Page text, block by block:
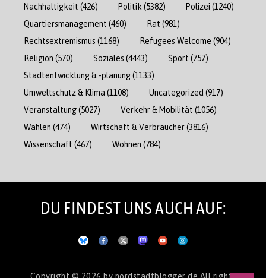
Nachhaltigkeit (426) Politik (5382) Polizei (1240)
Quartiersmanagement (460) Rat (981)
Rechtsextremismus (1168) Refugees Welcome (904)
Religion (570) Soziales (4443) Sport (757)
Stadtentwicklung & -planung(1133)
Umweltschutz & Klima (1108) Uncategorized (917)
Veranstaltung(5027) Verkehr & Mobilität (1056)
Wahlen (474) Wirtschaft & Verbraucher(3816)
Wissenschaft (467) Wohnen (784)
DU FINDEST UNS AUCH AUF:
Copyright © 2026 by nordstadtblogger.de All rights